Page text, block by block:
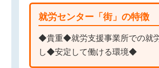
就労センター「街」の特徴
◆貴重◆就労支援事業所での就
し◆安定して働ける環境◆